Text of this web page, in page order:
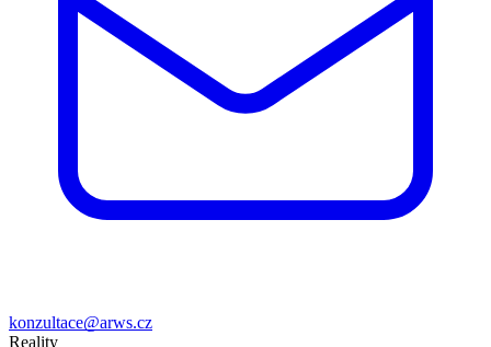
konzultace@arws.cz
Reality